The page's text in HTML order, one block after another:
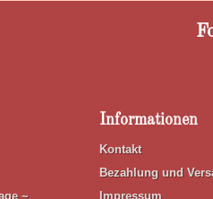
~
Informationen
Kontakt
Bezahlung und
Impressum